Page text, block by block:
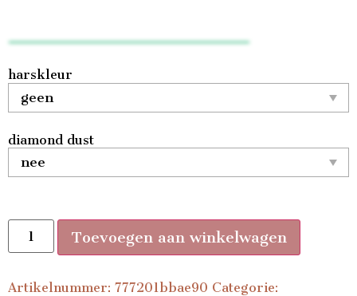
harskleur
diamond dust
Toevoegen aan winkelwagen
Artikelnummer: 777201bbae90 Categorie: